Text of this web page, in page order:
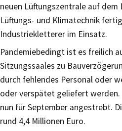
neuen Lüftungszentrale auf dem
Lüftungs- und Klimatechnik
Industriekletterer im Einsatz.
Pandemiebedingt ist es freilich
Sitzungssaales zu
durch fehlendes Personal oder
oder verspätet geliefert werden.
nun für September angestrebt.
rund 4,4 Millionen Euro.